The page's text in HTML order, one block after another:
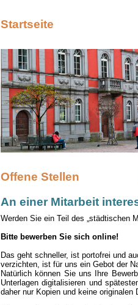
Startseite
Offene Stellen
An einer Mitarbeit
Werden Sie ein Teil des „städtischen
Bitte bewerben Sie sich online!
Das geht schneller, ist portofrei und
verzichten, ist für uns ein Gebot der
Natürlich können Sie uns Ihre
Unterlagen digitalisieren und
daher nur Kopien und keine originalen